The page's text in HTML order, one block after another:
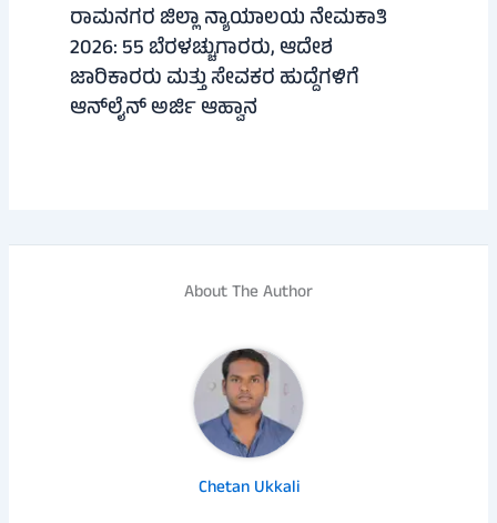
ರಾಮನಗರ ಜಿಲ್ಲಾ ನ್ಯಾಯಾಲಯ ನೇಮಕಾತಿ
2026: 55 ಬೆರಳಚ್ಚುಗಾರರು, ಆದೇಶ
ಜಾರಿಕಾರರು ಮತ್ತು ಸೇವಕರ ಹುದ್ದೆಗಳಿಗೆ
ಆನ್‌ಲೈನ್ ಅರ್ಜಿ ಆಹ್ವಾನ
About The Author
Chetan Ukkali